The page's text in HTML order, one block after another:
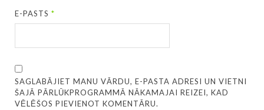
E-PASTS*
SAGLABĀJIET MANU VĀRDU, E-PASTA ADRESI UN VIETNI
ŠAJĀ PĀRLŪKPROGRAMMĀ NĀKAMAJAI REIZEI, KAD
VĒLĒŠOS PIEVIENOT KOMENTĀRU.